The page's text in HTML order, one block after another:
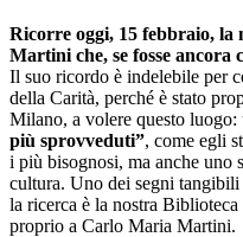
Ricorre oggi, 15 febbraio, la
Martini che, se fosse ancora
Il suo ricordo è indelebile per
della Carità, perché è stato
Milano, a volere questo luogo:
più sprovveduti”, come egli
i più bisognosi, ma anche uno
cultura. Uno dei segni tangibili
la ricerca è la nostra
proprio a Carlo Maria Martini.